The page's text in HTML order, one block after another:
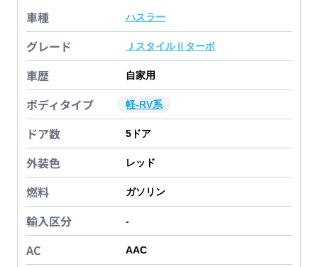
車種 ハスラー
グレード ＪスタイルⅡターボ
車歴 自家用
ボディタイプ 軽-RV系
ドア数 5 ドア
外装色 レッド
燃料 ガソリン
輸入区分 -
AC AAC